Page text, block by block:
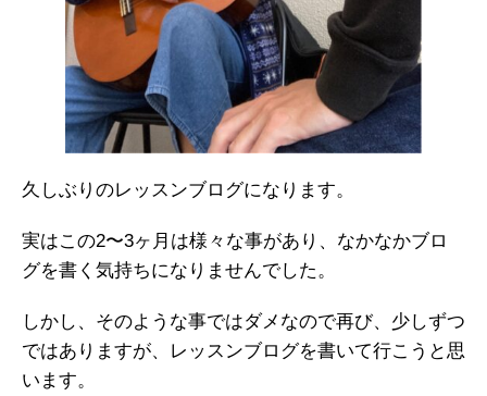
久しぶりのレッスンブログになります。
実はこの2〜3ヶ月は様々な事があり、なかなかブロ
グを書く気持ちになりませんでした。
しかし、そのような事ではダメなので再び、少しずつ
ではありますが、レッスンブログを書いて行こうと思
います。